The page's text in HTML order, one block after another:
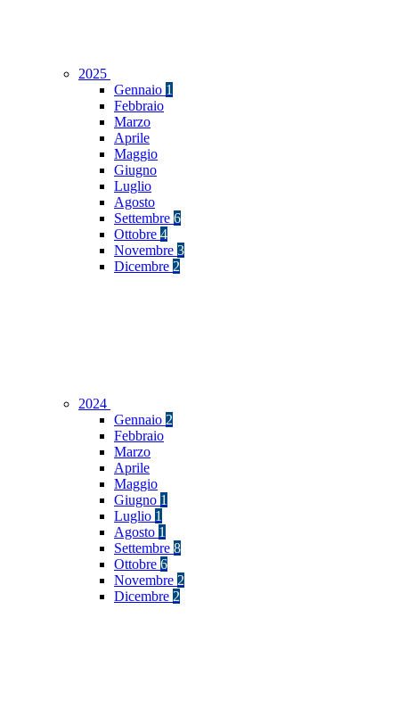
2025
Gennaio 1
Febbraio
Marzo
Aprile
Maggio
Giugno
Luglio
Agosto
Settembre 6
Ottobre 4
Novembre 3
Dicembre 2
2024
Gennaio 2
Febbraio
Marzo
Aprile
Maggio
Giugno 1
Luglio 1
Agosto 1
Settembre 8
Ottobre 6
Novembre 2
Dicembre 2